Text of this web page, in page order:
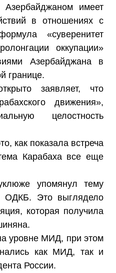
Азербайджаном имеет
в отношениях с
«суверенитет
оккупации»
Азербайджана в
границе.
заявляет, что
движения»,
целостность
как показала встреча
Карабаха все еще
упомянул тему
ОДКБ. Это выглядело
которая получила
уровне МИД, при этом
как МИД, так и
России.